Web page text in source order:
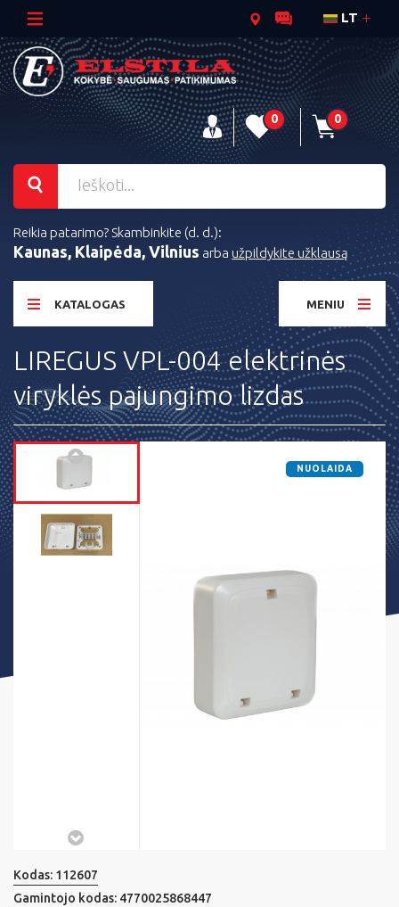
LT
0 0
Reikia patarimo? Skambinkite (d. d.):
Kaunas, Klaipėda, Vilnius arba užpildykite užklausą
KATALOGAS MENIU
LIREGUS VPL-004 elektrinės
viryklės pajungimo lizdas
NUOLAIDA
Kodas: 112607
Gamintojo kodas: 4770025868447